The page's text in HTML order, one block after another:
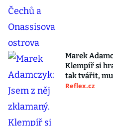
Marek
Klempíř si
tak tvářit,
Reflex.cz